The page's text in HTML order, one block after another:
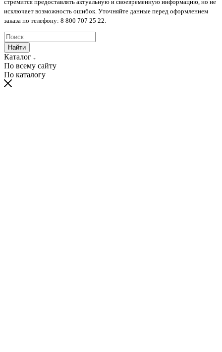
стремится предоставлять актуальную и своевременную информацию, но не
исключает возможность ошибок. Уточняйте данные перед оформлением
заказа по телефону: 8 800 707 25 22.
Найти
Каталог
По всему сайту
По каталогу